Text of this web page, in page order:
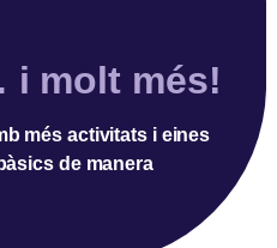
molt més!
més activitats i eines
de manera